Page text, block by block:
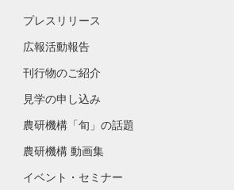
プレスリリース
広報活動報告
刊行物のご紹介
見学の申し込み
農研機構「旬」の話題
農研機構 動画集
イベント・セミナー